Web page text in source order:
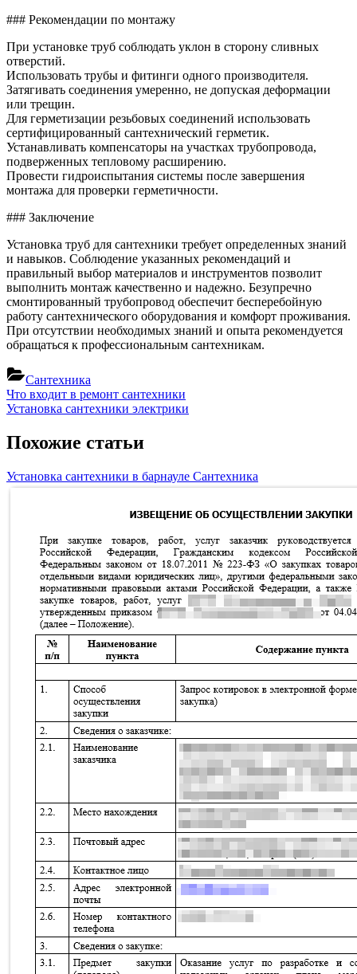
### Рекомендации по монтажу
При установке труб соблюдать уклон в сторону сливных
отверстий.
Использовать трубы и фитинги одного производителя.
Затягивать соединения умеренно, не допуская деформации
или трещин.
Для герметизации резьбовых соединений использовать
сертифицированный сантехнический герметик.
Устанавливать компенсаторы на участках трубопровода,
подверженных тепловому расширению.
Провести гидроиспытания системы после завершения
монтажа для проверки герметичности.
### Заключение
Установка труб для сантехники требует определенных знаний
и навыков. Соблюдение указанных рекомендаций и
правильный выбор материалов и инструментов позволит
выполнить монтаж качественно и надежно. Безупречно
смонтированный трубопровод обеспечит бесперебойную
работу сантехнического оборудования и комфорт проживания.
При отсутствии необходимых знаний и опыта рекомендуется
обращаться к профессиональным сантехникам.
Сантехника
Навигация
по
записям
Previous
Post:
Что входит в ремонт сантехники
Next
Установка сантехники электрики
Похожие статьи
Установка сантехники в барнауле Сантехника